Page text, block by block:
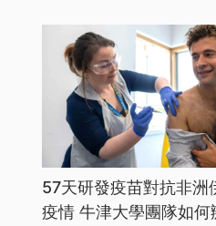
57天研發疫苗對抗非洲
疫情 牛津大學團隊如何